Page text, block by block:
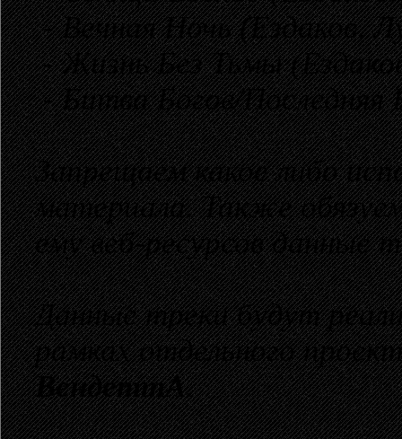
- Вечная Ночь (Ездаков,
- Жизнь Без Тьмы
- Битва Богов/Последняя
Запрещаем какое либо
материала. Также
ему веб-ресурсов данные
Данные треки будут
рамках отдельного
ВендеттА.